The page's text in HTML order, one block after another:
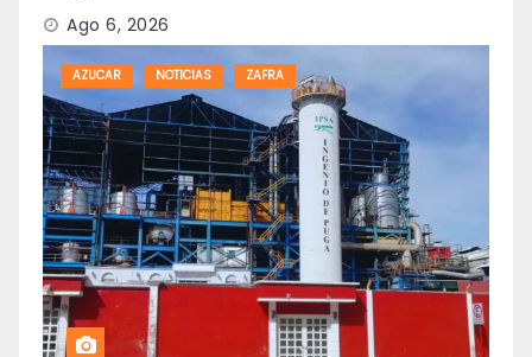
Ago 6, 2026
AZUCAR NOTICIAS ZAFRA